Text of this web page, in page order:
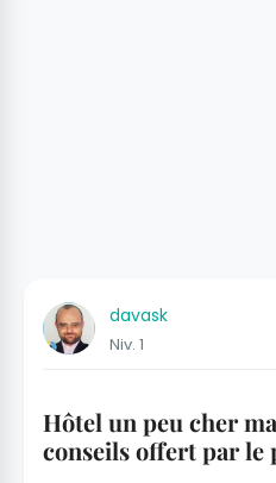
davask
Niv. 1
Hôtel un peu cher
conseils offert par le